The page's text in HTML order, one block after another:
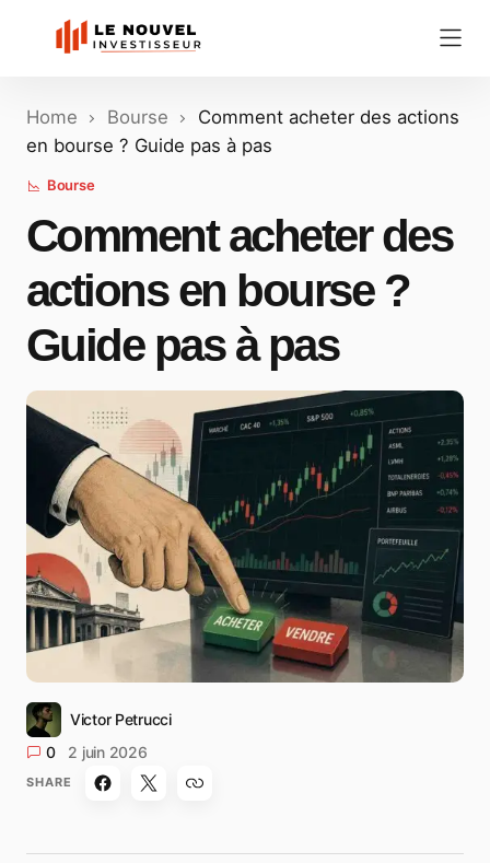
Home Bourse
Comment acheter des actions
en bourse ? Guide pas à pas
Bourse
Comment acheter des
actions en bourse ?
Guide pas à pas
Victor Petrucci
0
2 juin 2026
SHARE